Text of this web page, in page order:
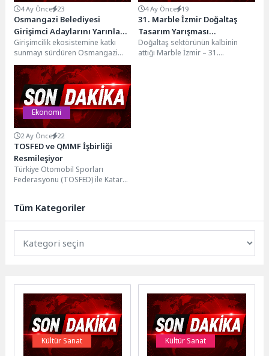
4 Ay Önce 23
Osmangazi Belediyesi
Girişimci Adaylarını Yarınlara
Hazırlıyor
Girişimcilik ekosistemine katkı
sunmayı sürdüren Osmangazi
Belediyesi, 72 saate çıkarılan
kapsamlı bir eğitim programıyla
kursiyerlere...
4 Ay Önce 19
31. Marble İzmir Doğaltaş
Tasarım Yarışması
sonuçlandı
Doğaltaş sektörünün kalbinin
attığı Marble İzmir – 31.
Ekonomi
2 Ay Önce 22
TOSFED ve QMMF İşbirliği
Resmileşiyor
Türkiye Otomobil Sporları
Federasyonu (TOSFED) ile Katar
18 Haziran...
Tüm Kategoriler
Kültür Sanat Kültür Sanat